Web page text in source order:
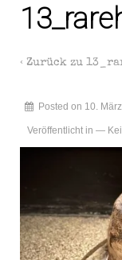
‹ Zurück zu
Posted on 10.
Veröffentlicht in —